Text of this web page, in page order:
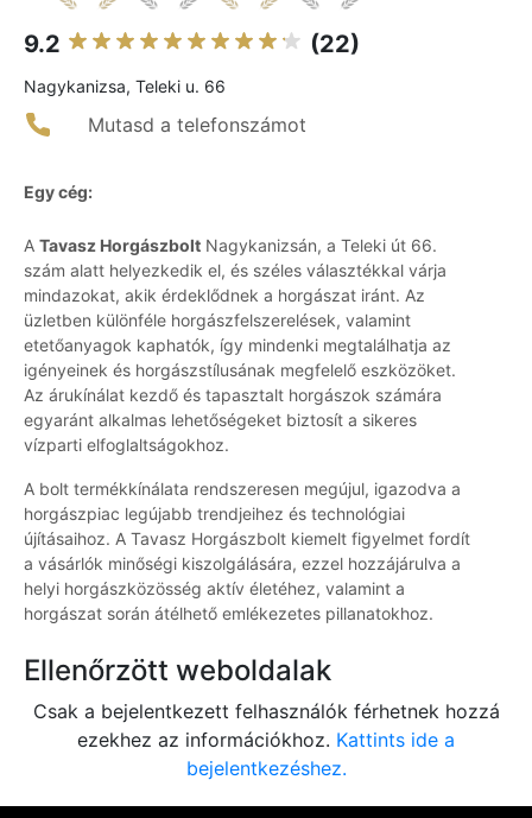
9.2 (22)
Nagykanizsa, Teleki u. 66
Mutasd a telefonszámot
Egy cég:
A Tavasz Horgászbolt Nagykanizsán, a Teleki út 66.
szám alatt helyezkedik el, és széles választékkal várja
mindazokat, akik érdeklődnek a horgászat iránt. Az
üzletben különféle horgászfelszerelések, valamint
etetőanyagok kaphatók, így mindenki megtalálhatja az
igényeinek és horgászstílusának megfelelő eszközöket.
Az árukínálat kezdő és tapasztalt horgászok számára
egyaránt alkalmas lehetőségeket biztosít a sikeres
vízparti elfoglaltságokhoz.
A bolt termékkínálata rendszeresen megújul, igazodva a
horgászpiac legújabb trendjeihez és technológiai
újításaihoz. A Tavasz Horgászbolt kiemelt figyelmet fordít
a vásárlók minőségi kiszolgálására, ezzel hozzájárulva a
helyi horgászközösség aktív életéhez, valamint a
horgászat során átélhető emlékezetes pillanatokhoz.
Ellenőrzött weboldalak
Csak a bejelentkezett felhasználók férhetnek hozzá
ezekhez az információkhoz. Kattints ide a
bejelentkezéshez.